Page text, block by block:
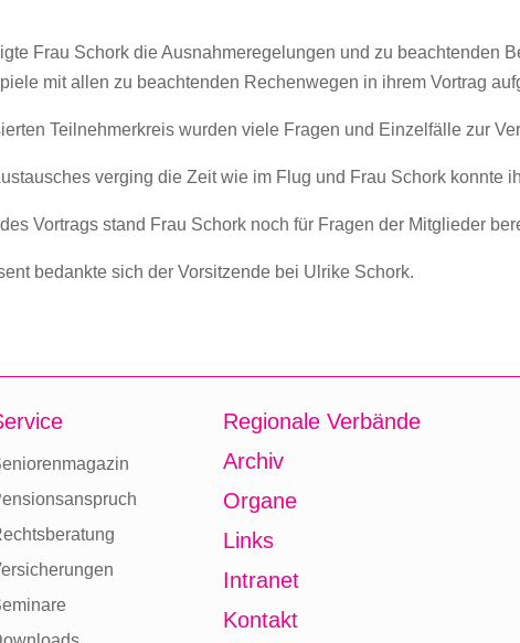
Frau Schork die Ausnahmeregelungen und zu beachtenden
mit allen zu beachtenden Rechenwegen in ihrem Vortrag
Teilnehmerkreis wurden viele Fragen und Einzelfälle zur
verging die Zeit wie im Flug und Frau Schork konnte
Vortrags stand Frau Schork noch für Fragen der Mitglieder
bedankte sich der Vorsitzende bei Ulrike Schork.
Regionale Verbände
Archiv
Organe
Links
Intranet
Kontakt